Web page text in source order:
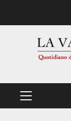
PRIMÄRES